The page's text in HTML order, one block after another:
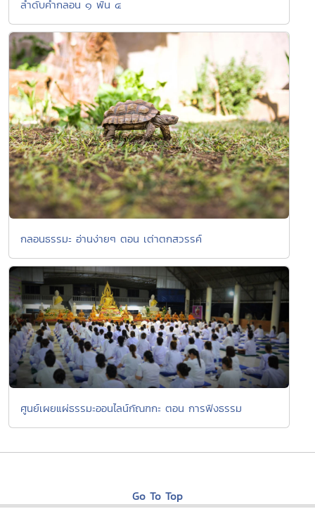
ลำดับคำกลอน ๑ พัน ๔
กลอนธรรมะ อ่านง่ายๆ ตอน เต่าตกสวรรค์
ศูนย์เผยแผ่ธรรมะออนไลน์กัณฑกะ ตอน การฟังธรรม
Go To Top